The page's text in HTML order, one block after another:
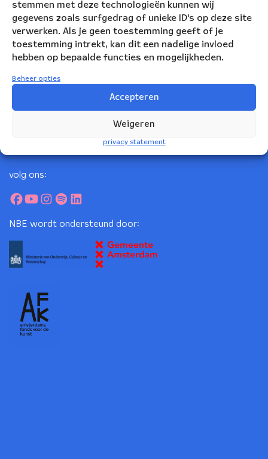
stemmen met deze technologieën kunnen wij
gegevens zoals surfgedrag of unieke ID's op deze site
verwerken. Als je geen toestemming geeft of je
toestemming intrekt, kan dit een nadelige invloed
hebben op bepaalde functies en mogelijkheden.
Beheer opties
Accepteren
Weigeren
privacy statement
Nederlands Blazers Ensemble
Korte Leidsedwarsstraat 12
volg ons:
NBE wordt ondersteund door: